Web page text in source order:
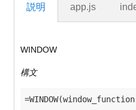
説明 app.js
WINDOW
構文